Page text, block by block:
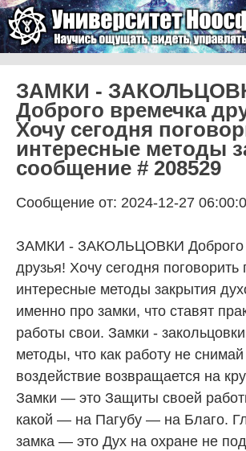
Университет
ЗАМКИ -
Доброго времечка
Хочу сегодня
интересные методы
сообщение # 208529
Сообщение от: 2024-12-27
ЗАМКИ - ЗАКОЛЬЦОВКИ Доброго
друзья! Хочу сегодня поговорить
интересные методы закрытия
именно про замки, что ставят
работы свои. Замки -
методы, что как работу не
воздействие возвращается на
Замки — это Защиты своей
какой — на Пагубу — на Благо.
замка — это Дух на охране не